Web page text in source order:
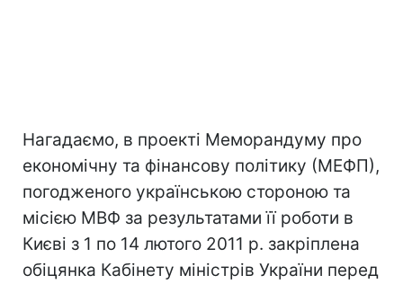
Нагадаємо, в проекті Меморандуму про
економічну та фінансову політику (МЕФП),
погодженого українською стороною та
місією МВФ за результатами її роботи в
Києві з 1 по 14 лютого 2011 р. закріплена
обіцянка Кабінету міністрів України перед